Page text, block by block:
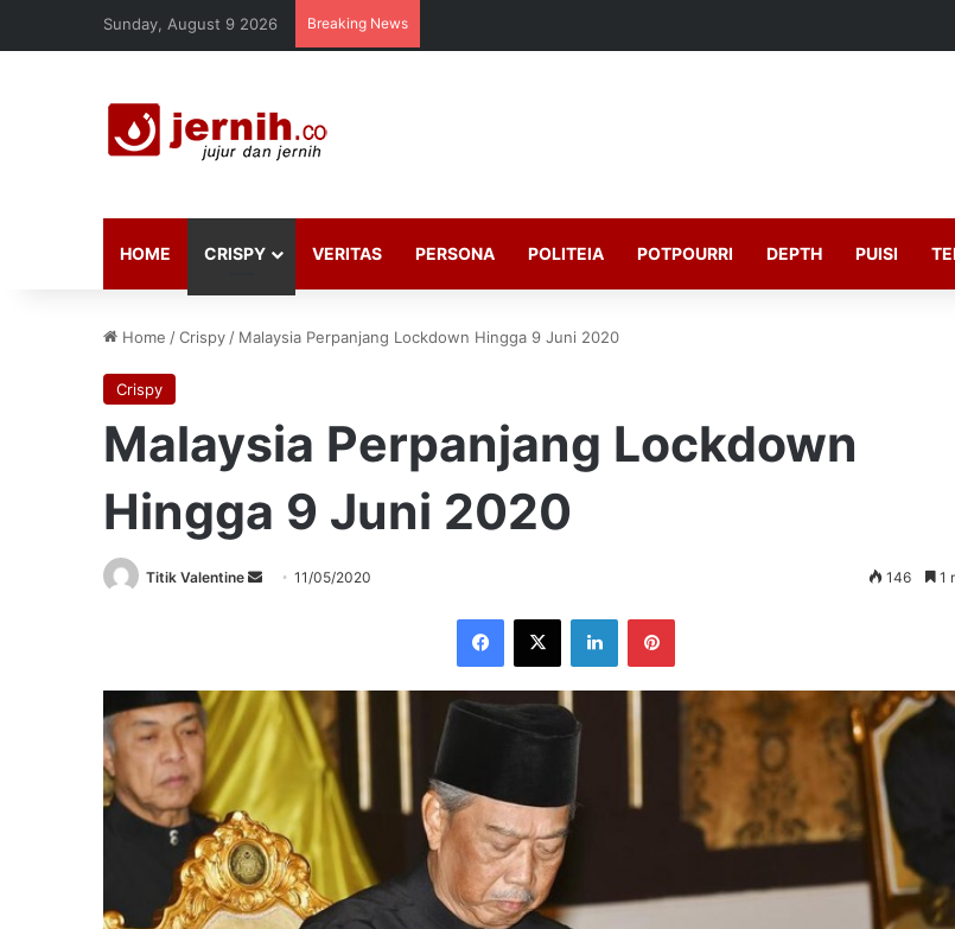
Sunday, August 9 2026 Breaking News
HOME CRISPY VERITAS PERSONA POLITEIA POTPOURRI DEPTH PUISI
Home /Crispy / Malaysia Perpanjang Lockdown Hingga 9 Juni 2020
Crispy
Malaysia Perpanjang Lockdown
Hingga 9 Juni 2020
Titik Valentine
Send11/05/2020 146 1
Facebook
X LinkedInPinterest